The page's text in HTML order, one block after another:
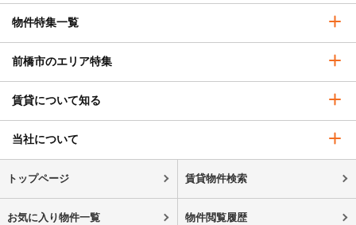
物件特集一覧
前橋市のエリア特集
賃貸について知る
当社について
トップページ 賃貸物件検索
お気に入り物件一覧 物件閲覧履歴